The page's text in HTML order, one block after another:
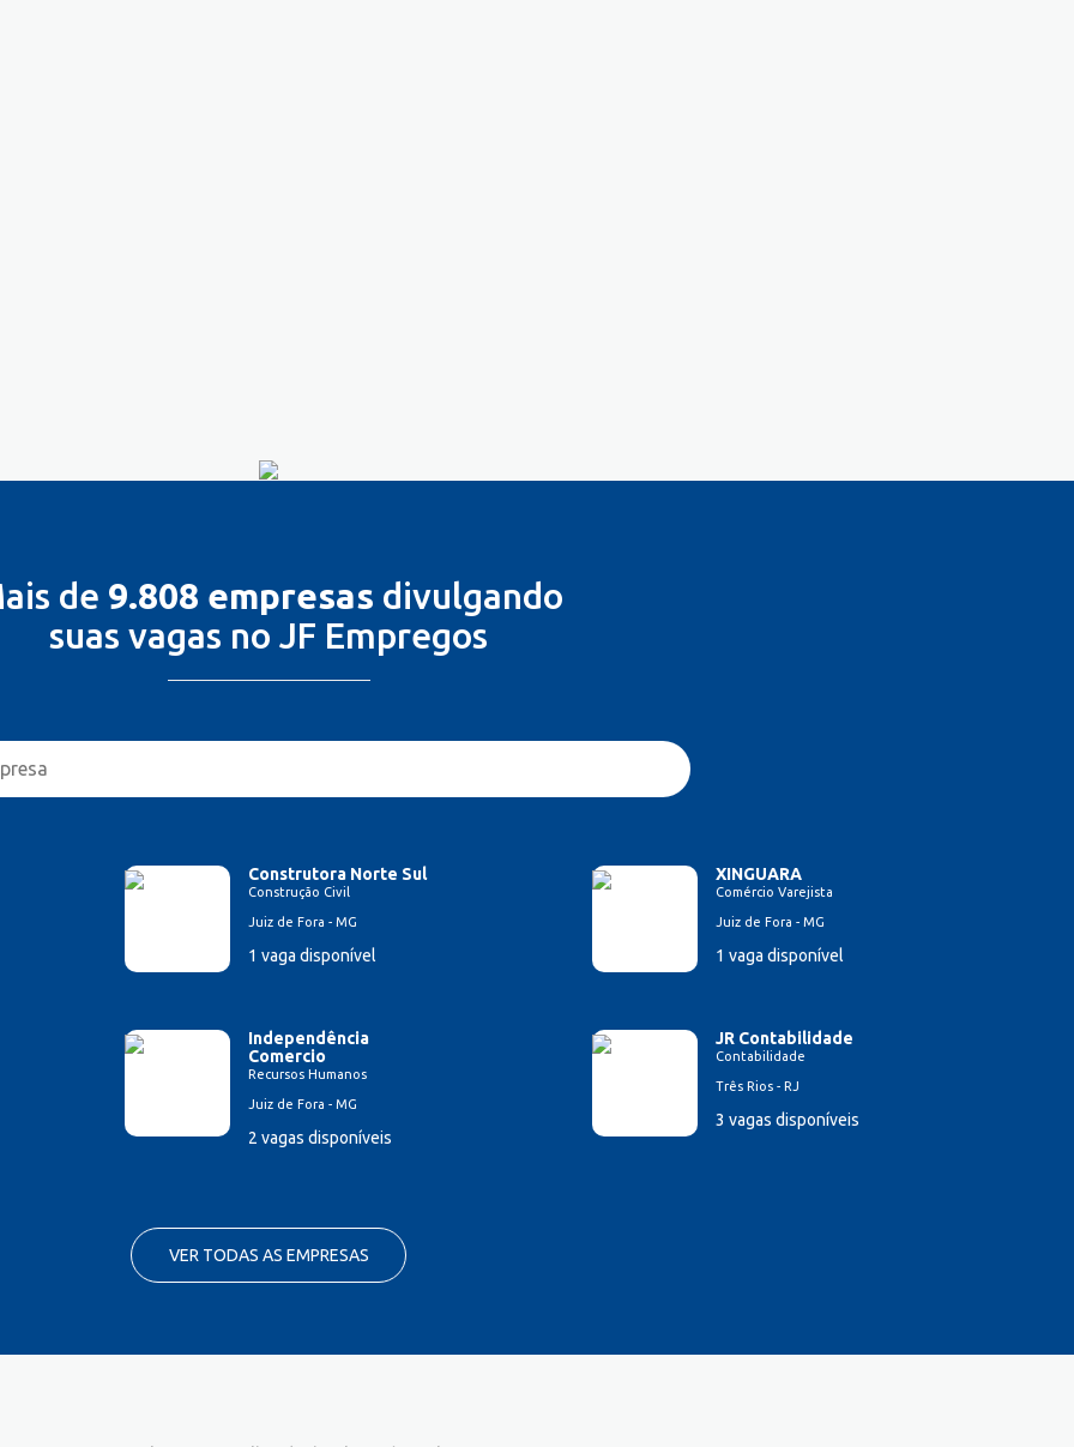
de 9.808 empresas divulgando
suas vagas no JF Empregos
Construtora Norte Sul
Construção Civil
Juiz de Fora - MG
1 vaga disponível
XINGUARA
Comércio Varejista
Juiz de Fora - MG
1 vaga disponível
Independência
Comercio
Recursos Humanos
Juiz de Fora - MG
2 vagas disponíveis
JR Contabilidade
Contabilidade
Três Rios - RJ
3 vagas disponíveis
VER TODAS AS EMPRESAS